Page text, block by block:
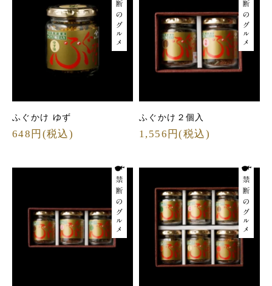
ふぐかけ ゆず
648円(税込)
ふぐかけ２個入
1,556円(税込)